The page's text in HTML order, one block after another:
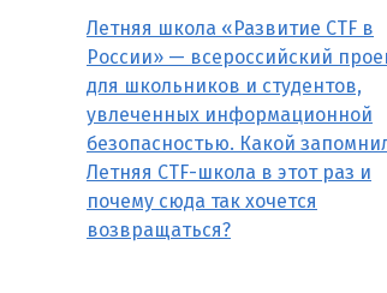
Летняя школа «Развитие CTF в
России» — всероссийский
для школьников и студентов,
увлеченных информационной
безопасностью. Какой
Летняя CTF-школа в этот раз и
почему сюда так хочется
возвращаться?